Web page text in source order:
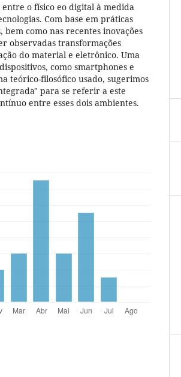
o físico eo digital à medida
Com base em práticas
como nas recentes inovações
observadas transformações
do material e eletrônico. Uma
como smartphones e
teórico-filosófico usado, sugerimos
para se referir a este
entre esses dois ambientes.